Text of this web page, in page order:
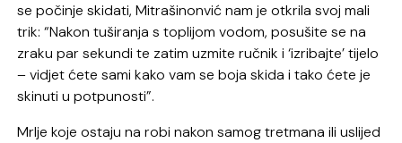
se počinje skidati, Mitrašinonvić nam je otkrila svoj mali
trik: “Nakon tuširanja s toplijom vodom, posušite se na
zraku par sekundi te zatim uzmite ručnik i ‘izribajte’ tijelo
– vidjet ćete sami kako vam se boja skida i tako ćete je
skinuti u potpunosti”.
Mrlje koje ostaju na robi nakon samog tretmana ili uslijed